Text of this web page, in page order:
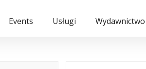
Events Usługi Wydawnictwo